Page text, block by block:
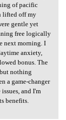
of pacific
lifted off my
gentle yet
free logically
next morning. I
anxiety,
bonus. The
nothing
a game-changer
and I'm
benefits.